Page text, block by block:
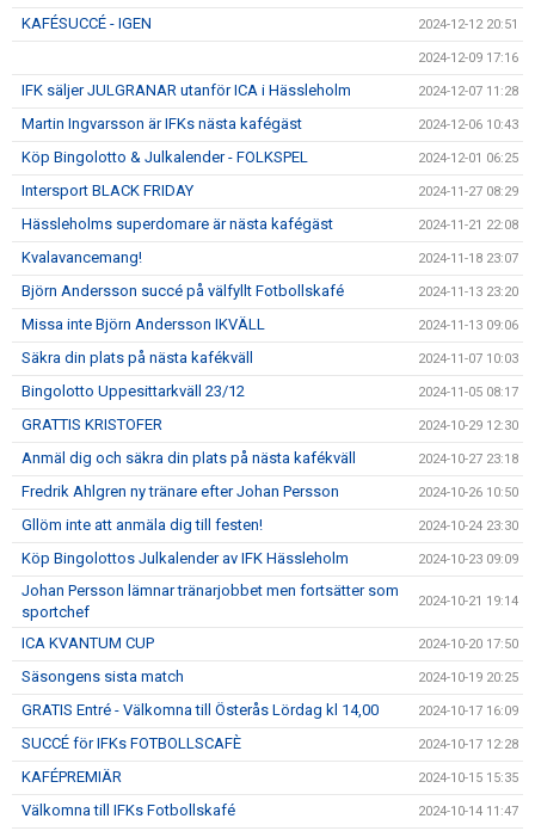
KAFÉSUCCÉ - IGEN 2024-12-12 20:51
2024-12-09 17:16
IFK säljer JULGRANAR utanför ICA i Hässleholm 2024-12-07 11:28
Martin Ingvarsson är IFKs nästa kafégäst 2024-12-06 10:43
Köp Bingolotto & Julkalender - FOLKSPEL 2024-12-01 06:25
Intersport BLACK FRIDAY 2024-11-27 08:29
Hässleholms superdomare är nästa kafégäst 2024-11-21 22:08
Kvalavancemang! 2024-11-18 23:07
Björn Andersson succé på välfyllt Fotbollskafé 2024-11-13 23:20
Missa inte Björn Andersson IKVÄLL 2024-11-13 09:06
Säkra din plats på nästa kafékväll 2024-11-07 10:03
Bingolotto Uppesittarkväll 23/12 2024-11-05 08:17
GRATTIS KRISTOFER 2024-10-29 12:30
Anmäl dig och säkra din plats på nästa kafékväll 2024-10-27 23:18
Fredrik Ahlgren ny tränare efter Johan Persson 2024-10-26 10:50
Gllöm inte att anmäla dig till festen! 2024-10-24 23:30
Köp Bingolottos Julkalender av IFK Hässleholm 2024-10-23 09:09
Johan Persson lämnar tränarjobbet men fortsätter som
sportchef
2024-10-21 19:14
ICA KVANTUM CUP 2024-10-20 17:50
Säsongens sista match 2024-10-19 20:25
GRATIS Entré - Välkomna till Österås Lördag kl 14,00 2024-10-17 16:09
SUCCÉ för IFKs FOTBOLLSCAFÈ 2024-10-17 12:28
KAFÉPREMIÄR 2024-10-15 15:35
Välkomna till IFKs Fotbollskafé 2024-10-14 11:47